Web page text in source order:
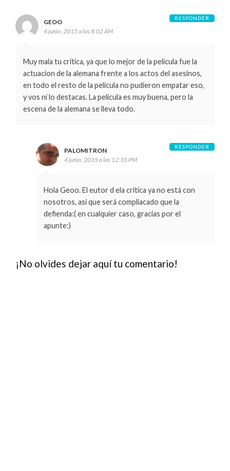
GEOO
4 junio, 2015 a las 8:02 AM
Muy mala tu critica, ya que lo mejor de la pelicula fue la
actuacion de la alemana frente a los actos del asesinos,
en todo el resto de la pelicula no pudieron empatar eso,
y vos ni lo destacas. La pelicula es muy buena, pero la
escena de la alemana se lleva todo.
RESPONDER
PALOMITRON
4 junio, 2015 a las 12:35 PM
Hola Geoo. El eutor d ela crítica ya no está con
nosotros, así que será compliacado que la
defienda:( en cualquier caso, gracias por el
apunte:)
RESPONDER
¡No olvides dejar aquí tu comentario!